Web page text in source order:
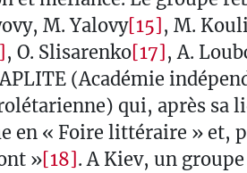
M. Yalovy[15], M.
, O. Slisarenko[17], A.
(Académie
qui, après sa
en « Foire littéraire » et,
»[18]. A Kiev, un